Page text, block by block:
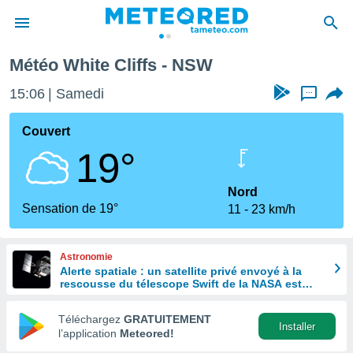
de
Météo White Cliffs - NSW
15:06 Samedi ...
Couvert
19°
Sensation de 19°
Nord
11
23 km/h
Astronomie
Alerte spatiale : un satellite privé envoyé à la
rescousse du télescope Swift de la NASA est
Téléchargez GRATUITEMENT
l’application Meteored!
Installer